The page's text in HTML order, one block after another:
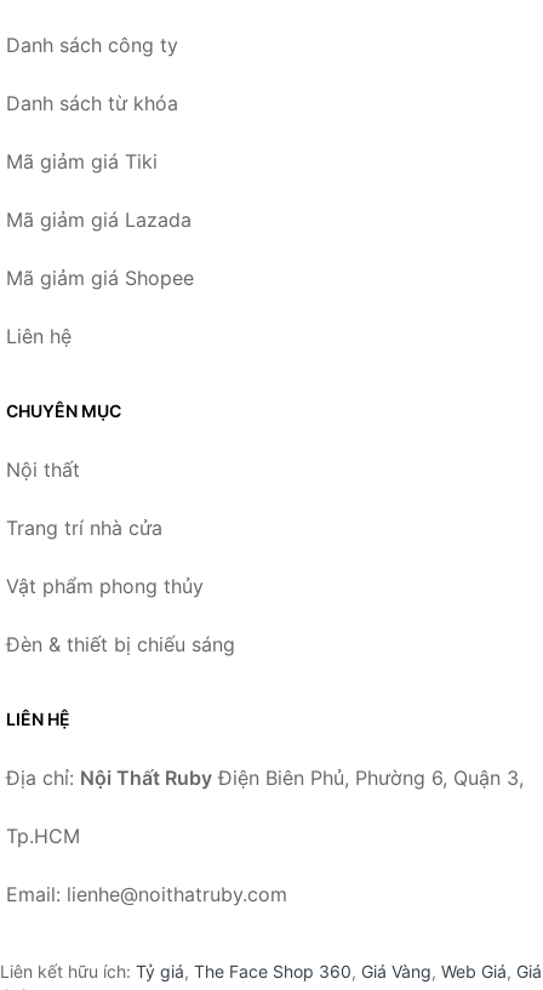
Danh sách công ty
Danh sách từ khóa
Mã giảm giá Tiki
Mã giảm giá Lazada
Mã giảm giá Shopee
Liên hệ
CHUYÊN MỤC
Nội thất
Trang trí nhà cửa
Vật phẩm phong thủy
Đèn & thiết bị chiếu sáng
LIÊN HỆ
Địa chỉ: Nội Thất Ruby Điện Biên Phủ, Phường 6, Quận 3,
Tp.HCM
Email: lienhe@noithatruby.com
Liên kết hữu ích: Tỷ giá, The Face Shop 360, Giá Vàng, Web Giá, Giá